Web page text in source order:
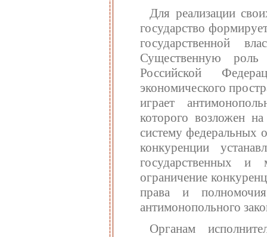
Для реализации
государство
государственной
Существенную
Российской
экономического
играет
которого возложен
систему федеральных
конкуренции
государственных и
ограничение
права и
антимонопольного
Органам